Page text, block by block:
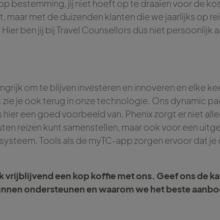
bestemming, jij niet hoeft op te draaien voor de
maar met de duizenden klanten die we jaarlijks op
ben jij bij Travel Counsellors dus niet persoonlijk
om te blijven investeren en innoveren en elke
zie je ook terug in onze technologie. Ons dynamic
hier een goed voorbeeld van. Phenix zorgt er niet
reizen kunt samenstellen, maar ook voor een
Tools als de myTC-app zorgen ervoor dat
vrijblijvend een kop koffie met ons. Geef ons de
ondersteunen en waarom we het beste